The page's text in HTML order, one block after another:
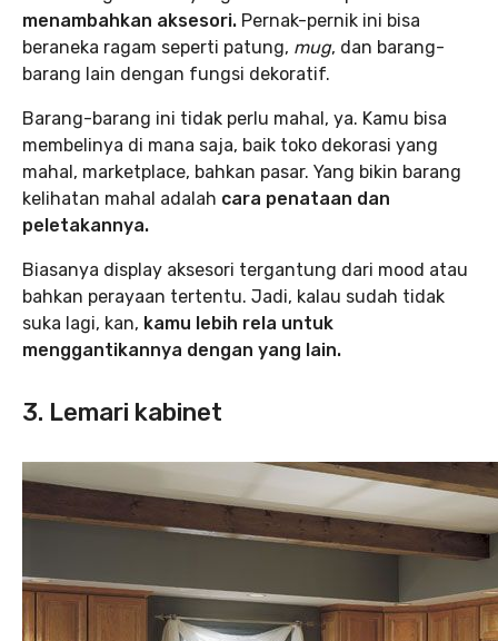
menambahkan aksesori. Pernak-pernik ini bisa
beraneka ragam seperti patung, mug, dan barang-
barang lain dengan fungsi dekoratif.
Barang-barang ini tidak perlu mahal, ya. Kamu bisa
membelinya di mana saja, baik toko dekorasi yang
mahal, marketplace, bahkan pasar. Yang bikin barang
kelihatan mahal adalah cara penataan dan
peletakannya.
Biasanya display aksesori tergantung dari mood atau
bahkan perayaan tertentu. Jadi, kalau sudah tidak
suka lagi, kan, kamu lebih rela untuk
menggantikannya dengan yang lain.
3. Lemari kabinet